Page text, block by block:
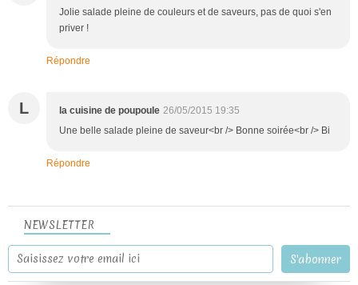
Jolie salade pleine de couleurs et de saveurs, pas de quoi s'en
priver !
Répondre
L la cuisine de poupoule 26/05/2015 19:35
Une belle salade pleine de saveur<br /> Bonne soirée<br /> Bi
Répondre
NEWSLETTER